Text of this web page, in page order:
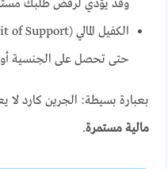
وقد يؤدي لرفض طلبك
حتى تحصل على الجنسية أو تعمل
بعبارة بسيطة: الجرين كارد لا
مالية مستمرة.